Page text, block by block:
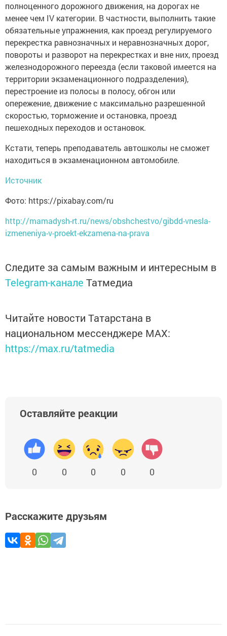
полноценного дорожного движения, на дорогах не
менее чем IV категории. В частности, выполнить такие
обязательные упражнения, как проезд регулируемого
перекрестка равнозначных и неравнозначных дорог,
повороты и разворот на перекрестках и вне них, проезд
железнодорожного переезда (если таковой имеется на
территории экзаменационного подразделения),
перестроение из полосы в полосу, обгон или
опережение, движение с максимально разрешенной
скоростью, торможение и остановка, проезд
пешеходных переходов и остановок.
Кстати, теперь преподаватель автошколы не сможет
находиться в экзаменационном автомобиле.
Источник
Фото: https://pixabay.com/ru
http://mamadysh-rt.ru/news/obshchestvo/gibdd-vnesla-
izmeneniya-v-proekt-ekzamena-na-prava
Следите за самым важным и интересным в
Telegram-канале Татмедиа
Читайте новости Татарстана в
национальном мессенджере MАХ:
https://max.ru/tatmedia
Оставляйте реакции
0 0 0 0 0
Расскажите друзьям